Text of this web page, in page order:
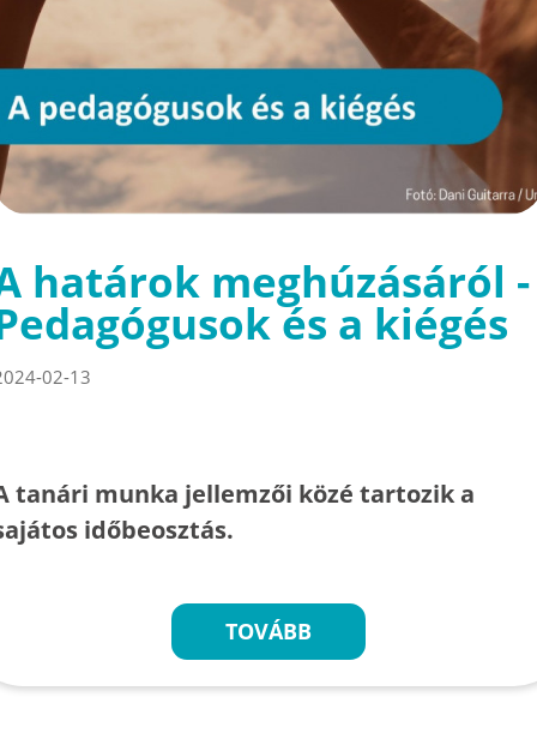
határok meghúzásáról -
és a kiégés
02-13
tanári munka jellemzői közé tartozik a
időbeosztás.
TOVÁBB